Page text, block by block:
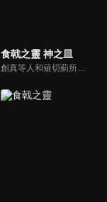
食戟之靈 神之皿
創真等人和薙切薊所統領的中枢美食機関展開了聯隊食戟。第一輪對戰，由創真等反叛者一方獲得了勝利！為延續這一勢頭繼續取勝，反叛者一方接著派出了久我、美作、女木島。另一邊，中枢美食機関則派出了第一席・司、第二席・竜胆、第四席・齋藤登場！由高手們展開激烈角逐的第二輪對戰即將拉開帷幕……！